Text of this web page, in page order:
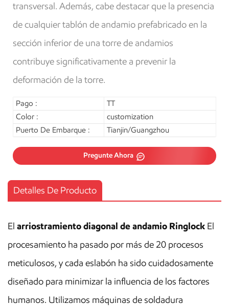
transversal. Además, cabe destacar que la presencia
de cualquier tablón de andamio prefabricado en la
sección inferior de una torre de andamios
contribuye significativamente a prevenir la
deformación de la torre.
Pago :
TT
Color :
customization
Puerto De Embarque :
Tianjin/Guangzhou
Pregunte Ahora
Detalles De Producto
El arriostramiento diagonal de andamio Ringlock El
procesamiento ha pasado por más de 20 procesos
meticulosos, y cada eslabón ha sido cuidadosamente
diseñado para minimizar la influencia de los factores
humanos. Utilizamos máquinas de soldadura